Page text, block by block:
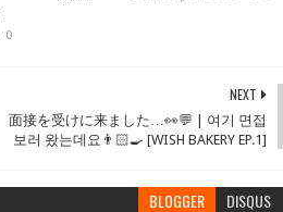
0
NEXT
面接を受けに来ました…👀💬 | 여기 면접
보러 왔는데요👨🏻‍🍳 [WISH BAKERY EP.1]
BLOGGER DISQUS